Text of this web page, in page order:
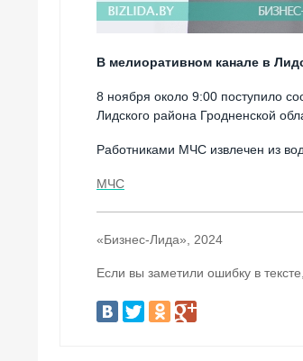
В мелиоративном канале в
8 ноября около 9:00 поступило
Лидского района Гродненской
Работниками МЧС извлечен из
МЧС
«Бизнес-Лида», 2024
Если вы заметили ошибку в